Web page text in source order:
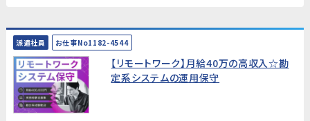
派遣社員 お仕事No1182-4544
【リモートワーク】月給40万の高収入☆勘
定系システムの運用保守